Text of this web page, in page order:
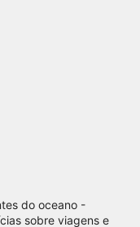
do oceano -
sobre viagens e